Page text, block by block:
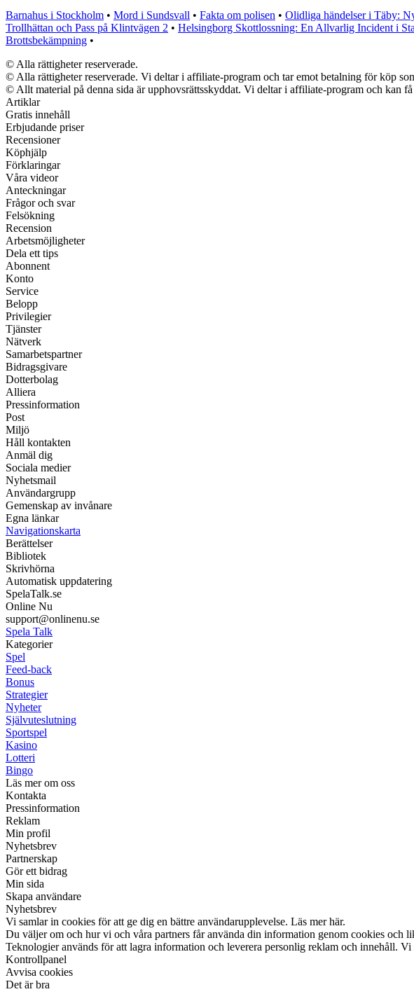
Barnahus i Stockholm • Mord i Sundsvall • Fakta om polisen • Olidliga händelser i Täby:
Trollhättan och Pass på Klintvägen 2 • Helsingborg Skottlossning: En Allvarlig Incident i
Brottsbekämpning •
© Alla rättigheter reserverade.
© Alla rättigheter reserverade. Vi deltar i affiliate-program och tar emot betalning för köp
© Allt material på denna sida är upphovsrättsskyddat. Vi deltar i affiliate-program och kan
Artiklar
Gratis innehåll
Erbjudande priser
Recensioner
Köphjälp
Förklaringar
Våra videor
Anteckningar
Frågor och svar
Felsökning
Recension
Arbetsmöjligheter
Dela ett tips
Abonnent
Konto
Service
Belopp
Privilegier
Tjänster
Nätverk
Samarbetspartner
Bidragsgivare
Dotterbolag
Alliera
Pressinformation
Post
Miljö
Håll kontakten
Anmäl dig
Sociala medier
Nyhetsmail
Användargrupp
Gemenskap av invånare
Egna länkar
Navigationskarta
Berättelser
Bibliotek
Skrivhörna
Automatisk uppdatering
SpelaTalk.se
Online Nu
support@onlinenu.se
Spela Talk
Kategorier
Spel
Feed-back
Bonus
Strategier
Nyheter
Självuteslutning
Sportspel
Kasino
Lotteri
Bingo
Läs mer om oss
Kontakta
Pressinformation
Reklam
Min profil
Nyhetsbrev
Partnerskap
Gör ett bidrag
Min sida
Skapa användare
Nyhetsbrev
Vi samlar in cookies för att ge dig en bättre användarupplevelse. Läs mer här.
Du väljer om och hur vi och våra partners får använda din information genom cookies och
Teknologier används för att lagra information och leverera personlig reklam och innehåll.
Kontrollpanel
Avvisa cookies
Det är bra